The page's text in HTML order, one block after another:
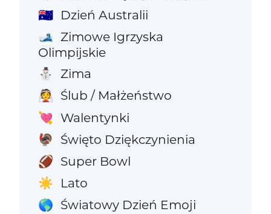
🇦🇺 Dzień Australii
🎿 Zimowe Igrzyska
Olimpijskie
⛄ Zima
👰 Ślub / Małżeństwo
💘 Walentynki
🦃 Święto Dziękczynienia
🏈 Super Bowl
☀️ Lato
🌎 Światowy Dzień Emoji